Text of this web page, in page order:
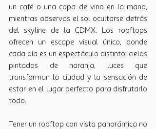
un café o una copa de vino en la mano,
mientras observas el sol ocultarse detrás
del skyline de la CDMX. Los rooftops
ofrecen un escape visual único, donde
cada día es un espectáculo distinto: cielos
pintados de naranja, luces que
transforman la ciudad y la sensación de
estar en el lugar perfecto para disfrutarlo
todo.
Tener un rooftop con vista panorámica no